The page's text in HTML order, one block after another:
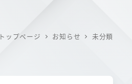
トップページ お知らせ 未分類